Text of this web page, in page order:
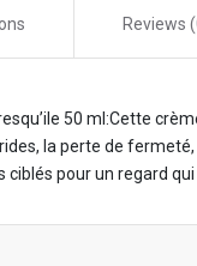
Reviews
50 ml:Cette
la perte de
ciblés pour un regard